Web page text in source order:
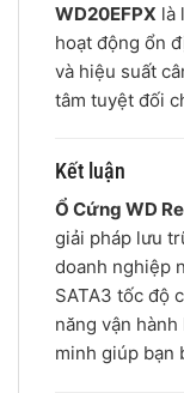
WD20EFPX là
hoạt động ổn
và hiệu suất
tâm tuyệt đối
Kết luận
Ổ Cứng WD
giải pháp lưu
doanh nghiệp
SATA3 tốc độ
năng vận
minh giúp bạn